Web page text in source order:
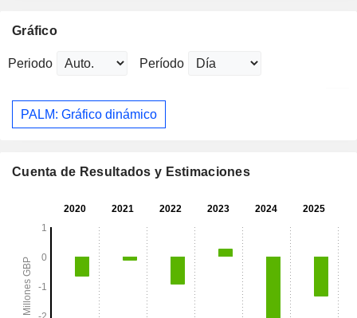
Gráfico
Periodo Período
PALM: Gráfico dinámico
Cuenta de Resultados y Estimaciones